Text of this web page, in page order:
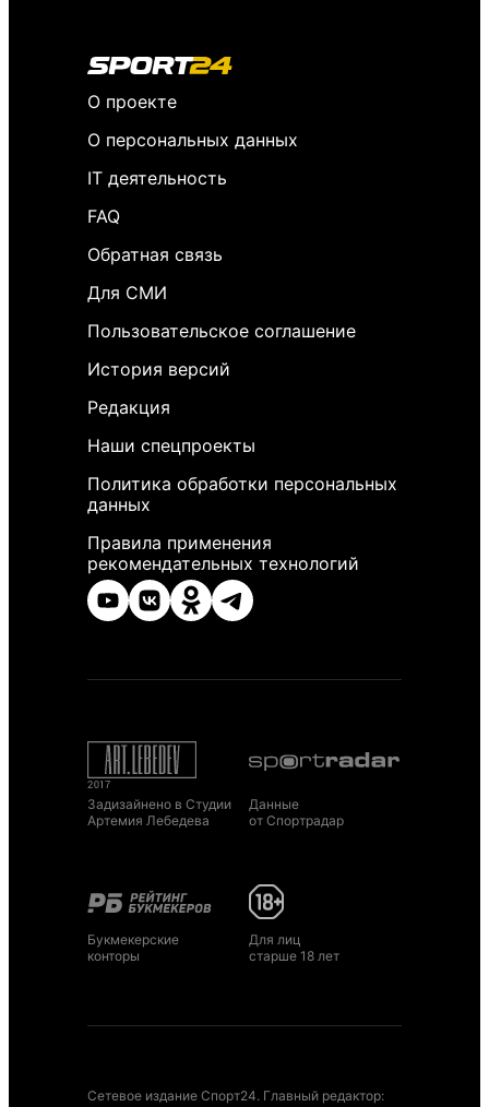
О проекте
О персональных данных
IT деятельность
FAQ
Обратная связь
Для СМИ
Пользовательское соглашение
История версий
Редакция
Наши спецпроекты
Политика обработки персональных
данных
Правила применения
рекомендательных технологий
Задизайнено в Студии
Артемия Лебедева
Данные
от Спортрадар
Букмекерские
конторы
Для лиц
старше 18 лет
Сетевое издание Спорт24. Главный редактор: